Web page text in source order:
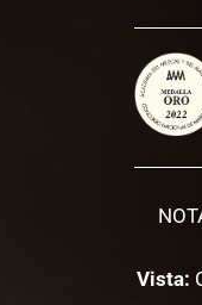
2019
Vista: